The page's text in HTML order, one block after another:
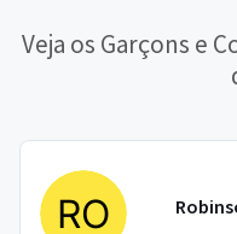
Veja os Garçons e